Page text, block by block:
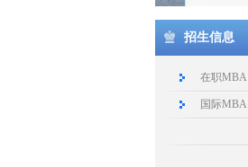
招生信息
在职MBA
国际MBA